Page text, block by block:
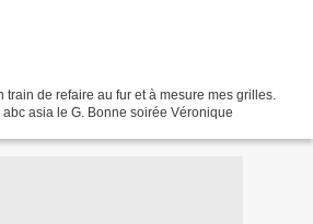
train de refaire au fur et à mesure mes grilles.
asia le G. Bonne soirée Véronique